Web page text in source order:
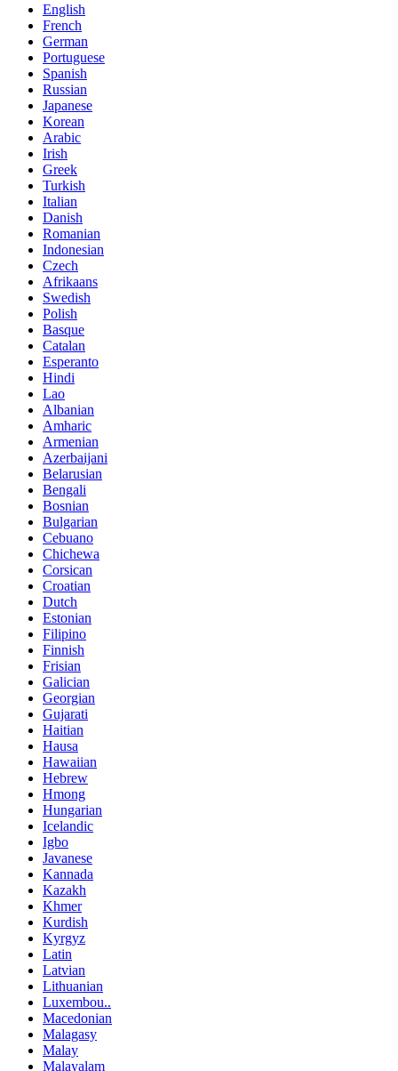
English
French
German
Portuguese
Spanish
Russian
Japanese
Korean
Arabic
Irish
Greek
Turkish
Italian
Danish
Romanian
Indonesian
Czech
Afrikaans
Swedish
Polish
Basque
Catalan
Esperanto
Hindi
Lao
Albanian
Amharic
Armenian
Azerbaijani
Belarusian
Bengali
Bosnian
Bulgarian
Cebuano
Chichewa
Corsican
Croatian
Dutch
Estonian
Filipino
Finnish
Frisian
Galician
Georgian
Gujarati
Haitian
Hausa
Hawaiian
Hebrew
Hmong
Hungarian
Icelandic
Igbo
Javanese
Kannada
Kazakh
Khmer
Kurdish
Kyrgyz
Latin
Latvian
Lithuanian
Luxembou..
Macedonian
Malagasy
Malay
Malayalam